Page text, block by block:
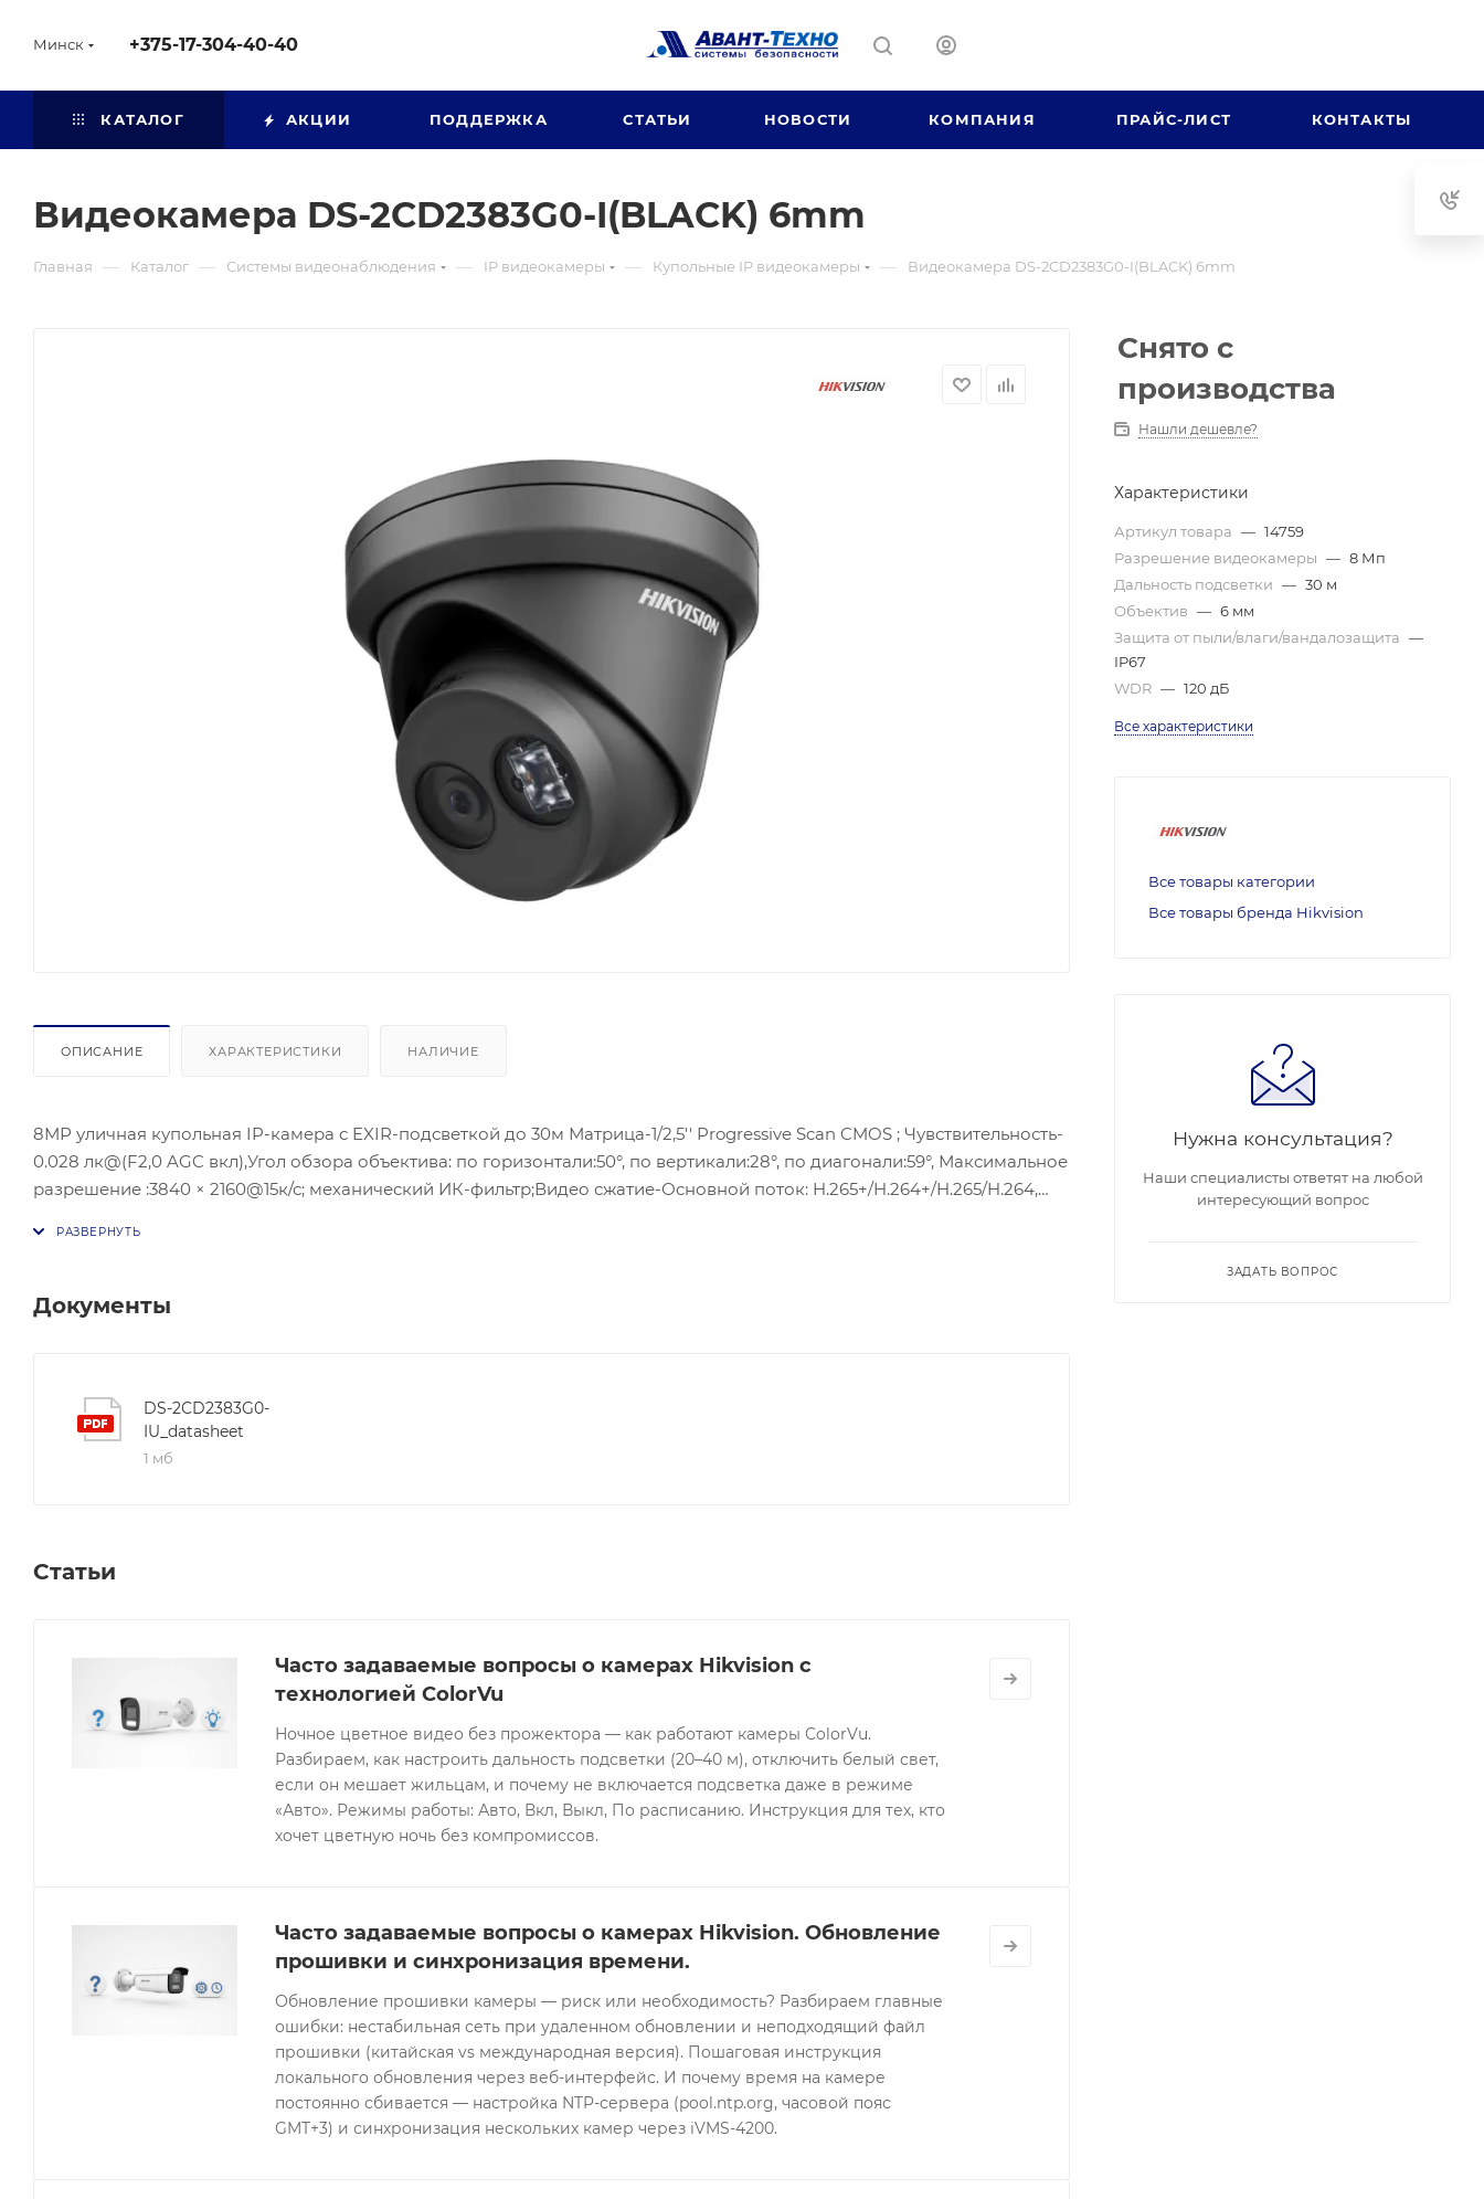
Минск +375-17-304-40-40
КАТАЛОГ АКЦИИ ПОДДЕРЖКА СТАТЬИ НОВОСТИ КОМПАНИЯ ПРАЙС-ЛИСТ КОНТАКТЫ
Видеокамера DS-2CD2383G0-I(BLACK) 6mm
Главная — Каталог — Системы видеонаблюдения — IP видеокамеры — Купольные IP видеокамеры — Видеокамера DS-2CD2383G0-I(BLACK) 6mm
ОПИСАНИЕ ХАРАКТЕРИСТИКИ НАЛИЧИЕ
8МР уличная купольная IP-камера с EXIR-подсветкой до 30м Матрица-1/2,5'' Progressive Scan CMOS ; Чувствительность-
0.028 лк@(F2,0 AGC вкл),Угол обзора объектива: по горизонтали:50°, по вертикали:28°, по диагонали:59°, Максимальное
разрешение :3840 × 2160@15к/с; механический ИК-фильтр;Видео сжатие-Основной поток: H.265+/H.264+/H.265/H.264,
IP67;рабочие условия:-30 °C to +60 °C;
Документы
DS-2CD2383G0-
IU_datasheet
1 мб
Статьи
Часто задаваемые вопросы о камерах Hikvision с
технологией ColorVu
Ночное цветное видео без прожектора — как работают камеры ColorVu.
Разбираем, как настроить дальность подсветки (20–40 м), отключить белый свет,
если он мешает жильцам, и почему не включается подсветка даже в режиме
«Авто». Режимы работы: Авто, Вкл, Выкл, По расписанию. Инструкция для тех, кто
хочет цветную ночь без компромиссов.
Часто задаваемые вопросы о камерах Hikvision. Обновление
прошивки и синхронизация времени.
Обновление прошивки камеры — риск или необходимость? Разбираем главные
ошибки: нестабильная сеть при удаленном обновлении и неподходящий файл
прошивки (китайская vs международная версия). Пошаговая инструкция
локального обновления через веб-интерфейс. И почему время на камере
постоянно сбивается — настройка NTP-сервера (pool.ntp.org, часовой пояс
GMT+3) и синхронизация нескольких камер через iVMS-4200.
Снято с
производства
Нашли дешевле?
Характеристики
Артикул товара — 14759
Разрешение видеокамеры — 8 Мп
Дальность подсветки — 30 м
Объектив — 6 мм
Защита от пыли/влаги/вандалозащита —
IP67
WDR — 120 дБ
Все характеристики
Все товары категории
Все товары бренда Hikvision
Нужна консультация?
Наши специалисты ответят на любой
интересующий вопрос
ЗАДАТЬ ВОПРОС